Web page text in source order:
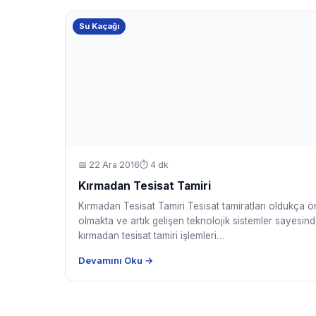
Su Kaçağı
📅 22 Ara 2016⏱ 4 dk
Kırmadan Tesisat Tamiri
Kırmadan Tesisat Tamiri Tesisat tamiratları oldukça
olmakta ve artık gelişen teknolojik sistemler
kırmadan tesisat tamiri işlemleri…
Devamını Oku →